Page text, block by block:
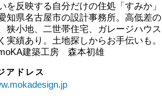
を反映する自分だけの住処「すみか」
知県名古屋市の設計事務所。高低差の
狭小地、二世帯住宅、ガレージハウス
実績あり。土地探しからお手伝いも。
建築工房 森本初雄
アドレス